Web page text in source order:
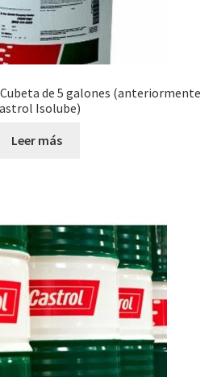
de 5 galones (anteriormente
Isolube)
Leer más